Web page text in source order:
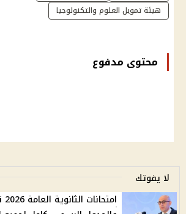
هيئة تمويل العلوم والتكنولوجيا
محتوى مدفوع
لا يفوتك